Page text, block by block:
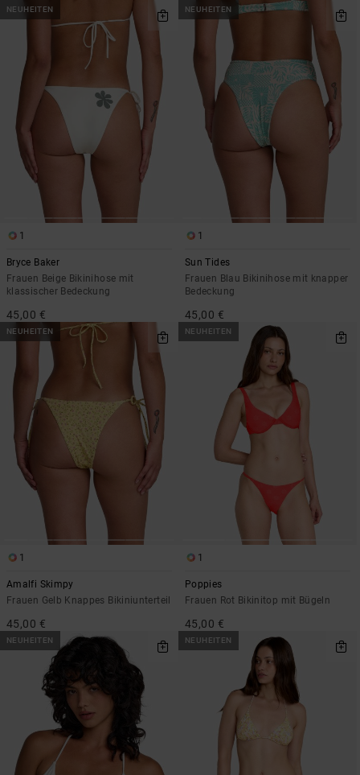
NEUHEITEN
1
Bryce Baker
Frauen Beige Bikinihose mit
klassischer Bedeckung
45,00 €
NEUHEITEN
1
Sun Tides
Frauen Blau Bikinihose mit knapper
Bedeckung
45,00 €
NEUHEITEN
1
Amalfi Skimpy
Frauen Gelb Knappes Bikiniunterteil
45,00 €
NEUHEITEN
1
Poppies
Frauen Rot Bikinitop mit Bügeln
45,00 €
NEUHEITEN NEUHEITEN